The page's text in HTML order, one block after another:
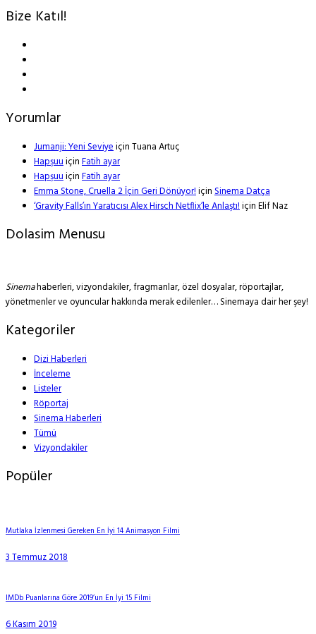
Bize Katıl!
Yorumlar
Jumanji: Yeni SeviyeiçinTuana Artuç
HapşuuiçinFatih ayar
HapşuuiçinFatih ayar
Emma Stone, Cruella 2 İçin Geri Dönüyor!içinSinema Datça
‘Gravity Falls’ın Yaratıcısı Alex Hirsch Netflix’le Anlaştı!içinElif Naz
Dolasim Menusu
Sinemahaberleri, vizyondakiler, fragmanlar, özel dosyalar, röportajlar,
yönetmenler ve oyuncular hakkında merak edilenler… Sinemaya dair her şey!
Kategoriler
Dizi Haberleri
İnceleme
Listeler
Röportaj
Sinema Haberleri
Tümü
Vizyondakiler
Popüler
Mutlaka İzlenmesi Gereken En İyi 14 Animasyon Filmi
3 Temmuz 2018
IMDb Puanlarına Göre 2019’un En İyi 15 Filmi
6 Kasım 2019